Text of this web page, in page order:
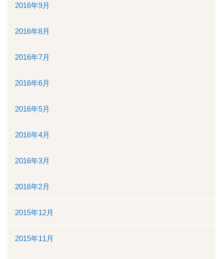
2016年9月
2016年8月
2016年7月
2016年6月
2016年5月
2016年4月
2016年3月
2016年2月
2015年12月
2015年11月